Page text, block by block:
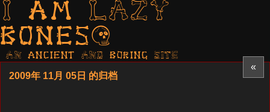
I am LAZY
bones?
AN ancient AND boring SITE
«
2009年 11月 05日 的归档